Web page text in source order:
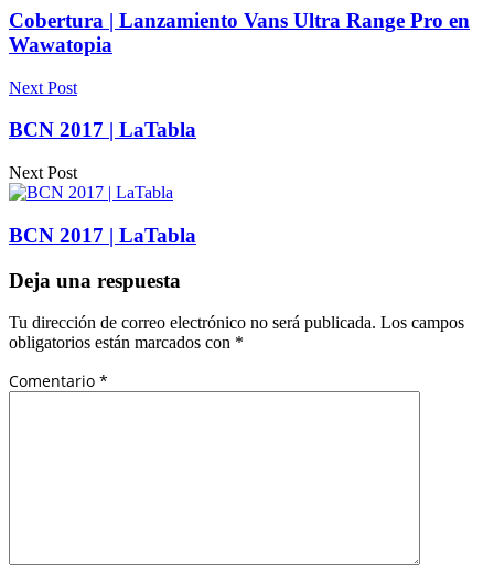
Cobertura | Lanzamiento Vans Ultra Range Pro en
Wawatopia
Next Post
BCN 2017 | LaTabla
Next Post
BCN 2017 | LaTabla
Deja una respuesta
Tu dirección de correo electrónico no será publicada. Los campos
obligatorios están marcados con *
Comentario *